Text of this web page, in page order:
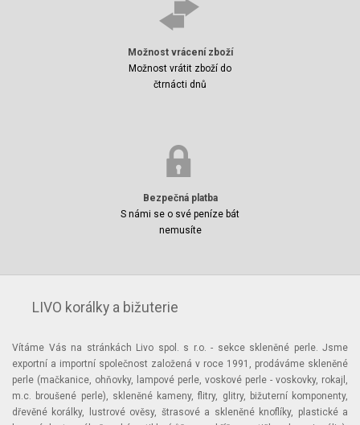
Možnost vrácení zboží
Možnost vrátit zboží do
čtrnácti dnů
Bezpečná platba
S námi se o své peníze bát
nemusíte
LIVO korálky a bižuterie
Vítáme Vás na stránkách Livo spol. s r.o. - sekce skleněné perle. Jsme
exportní a importní společnost založená v roce 1991, prodáváme skleněné
perle (mačkanice, ohňovky, lampové perle, voskové perle - voskovky, rokajl,
m.c. broušené perle), skleněné kameny, flitry, glitry, bižuterní komponenty,
dřevěné korálky, lustrové ověsy, štrasové a skleněné knoflíky, plastické a